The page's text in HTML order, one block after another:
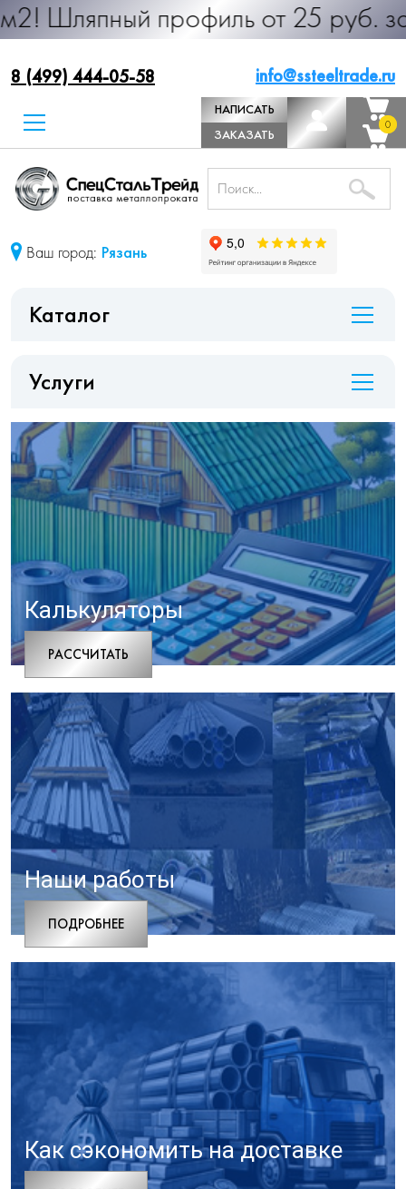
профиль от 25 руб. за м.п.
8 (499) 444-05-58 info@ssteeltrade.ru
НАПИСАТЬ
ДИРЕКТОРУ
ЗАКАЗАТЬ
ЗВОНОК
0
0
Ваш город: Рязань
Каталог
Услуги
Калькуляторы
РАCСЧИТАТЬ
Наши работы
ПОДРОБНЕЕ
Как сэкономить на доставке